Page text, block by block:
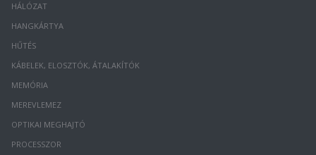
HÁLÓZAT
HANGKÁRTYA
HŰTÉS
KÁBELEK, ELOSZTÓK, ÁTALAKÍTÓK
MEMÓRIA
MEREVLEMEZ
OPTIKAI MEGHAJTÓ
PROCESSZOR